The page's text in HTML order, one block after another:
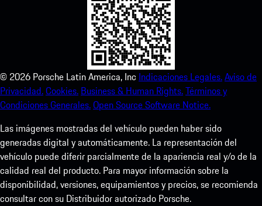
© 2026 Porsche Latin America, Inc Indicaciones Legales.Aviso de
Privacidad.Cookies. Business & Human Rights.Términos y
Condiciones Generales.Open Source Software Notice.
Las imágenes mostradas del vehículo pueden haber sido
generadas digital y automáticamente. La representación del
vehículo puede diferir parcialmente de la apariencia real y/o de la
calidad real del producto. Para mayor información sobre la
disponibilidad, versiones, equipamientos y precios, se recomienda
consultar con su Distribuidor autorizado Porsche.